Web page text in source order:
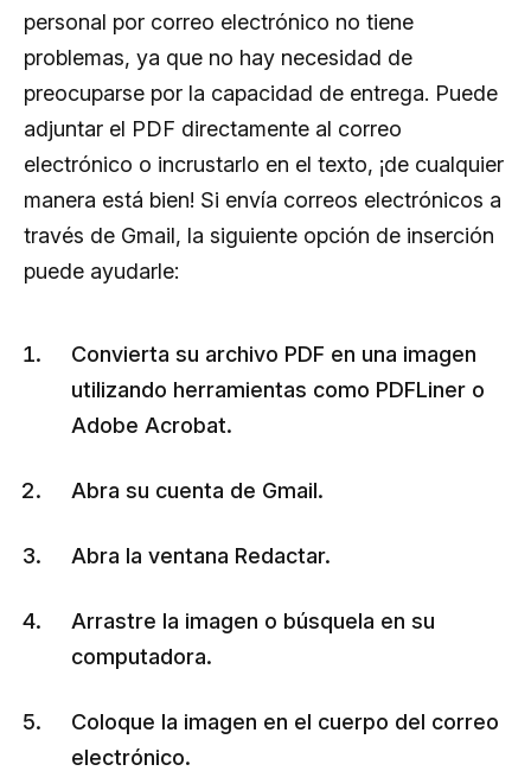
personal por correo electrónico no tiene
problemas, ya que no hay necesidad de
preocuparse por la capacidad de entrega. Puede
adjuntar el PDF directamente al correo
electrónico o incrustarlo en el texto, ¡de cualquier
manera está bien! Si envía correos electrónicos a
través de Gmail, la siguiente opción de inserción
puede ayudarle:
Convierta su archivo PDF en una imagen
utilizando herramientas como PDFLiner o
Adobe Acrobat.
Abra su cuenta de Gmail.
Abra la ventana Redactar.
Arrastre la imagen o búsquela en su
computadora.
Coloque la imagen en el cuerpo del correo
electrónico.